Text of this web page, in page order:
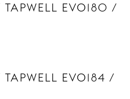
EVO180 /
EVO184 /